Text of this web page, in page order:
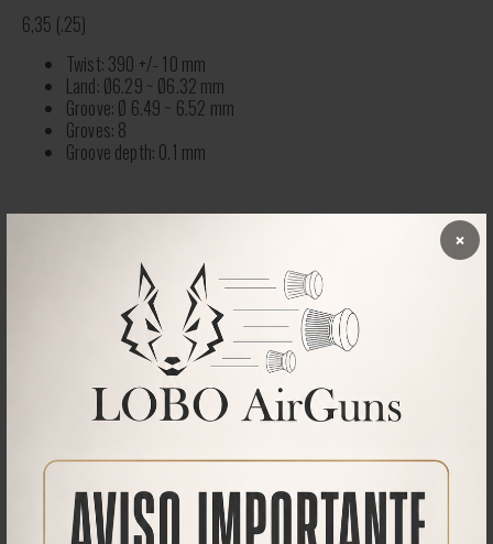
×
6,35 (.25)
Twist: 390 +/- 10 mm
Land: Ø6.29 ~ Ø6.32 mm
Groove: Ø 6.49 ~ 6.52 mm
Groves: 8
Groove depth: 0.1 mm
Qué opinan nuestros clientes
No se han encontrado comentarios
PRODUCTOS